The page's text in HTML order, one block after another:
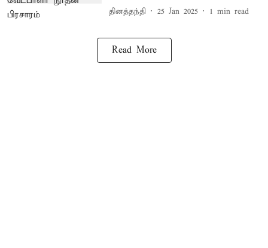
தினத்தந்தி 25 Jan 2025 1 min read
Read More